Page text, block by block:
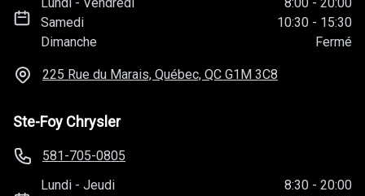
Samedi
10:30 - 15:30
Dimanche
Fermé
225 Rue du Marais, Québec, QC G1M 3C8
Ste-Foy Chrysler
581-705-0805
Lundi -Jeudi 8:30 - 20:00